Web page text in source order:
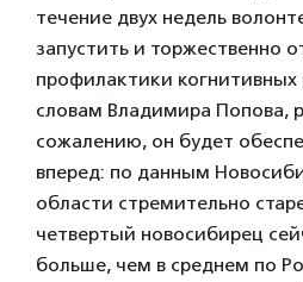
течение двух недель
запустить и торжественно
профилактики когнитивных
словам Владимира Попова,
сожалению, он будет
вперед: по данным
области стремительно
четвертый новосибирец
больше, чем в среднем по